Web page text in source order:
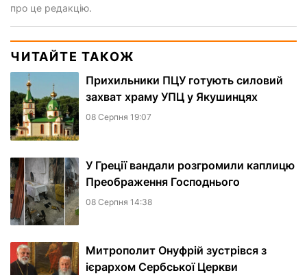
про це редакцію.
ЧИТАЙТЕ ТАКОЖ
Прихильники ПЦУ готують силовий
захват храму УПЦ у Якушинцях
08 Серпня 19:07
У Греції вандали розгромили каплицю
Преображення Господнього
08 Серпня 14:38
Митрополит Онуфрій зустрівся з
ієрархом Сербської Церкви